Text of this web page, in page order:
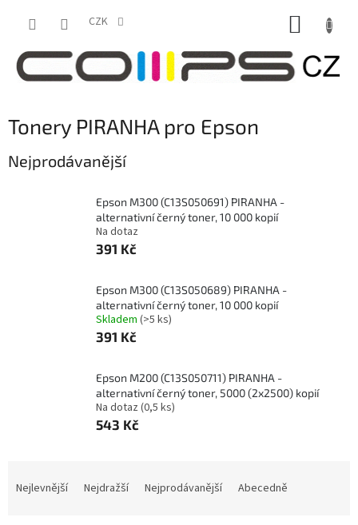
CZK
Tonery PIRANHA pro Epson
Nejprodávanější
Epson M300 (C13S050691) PIRANHA -
alternativní černý toner, 10 000 kopií
Na dotaz
391 Kč
Epson M300 (C13S050689) PIRANHA -
alternativní černý toner, 10 000 kopií
Skladem (>5 ks)
391 Kč
Epson M200 (C13S050711) PIRANHA -
alternativní černý toner, 5000 (2x2500) kopií
Na dotaz (0,5 ks)
543 Kč
Nejlevnější Nejdražší Nejprodávanější Abecedně